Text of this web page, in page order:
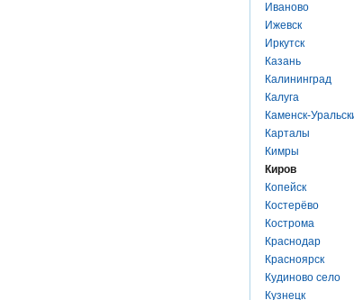
Иваново
Ижевск
Иркутск
Казань
Калининград
Калуга
Каменск-
Карталы
Кимры
Киров
Копейск
Костерёво
Кострома
Краснодар
Красноярск
Кудиново село
Кузнецк